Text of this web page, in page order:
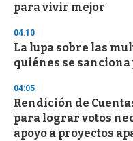
para vivir mejor
04:10
La lupa sobre las
quiénes se sanciona
04:05
Rendición de
para lograr votos
apoyo a proyectos